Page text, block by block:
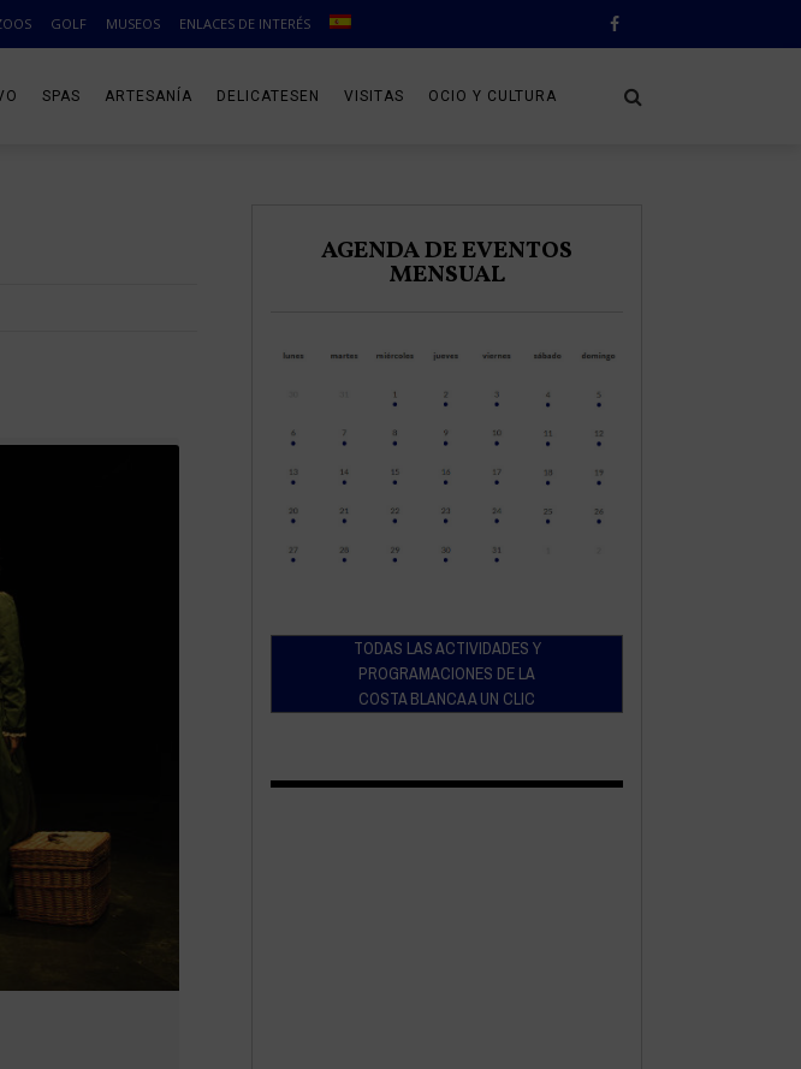
GOLF MUSEOS ENLACES DE INTERÉS
SPAS ARTESANÍA DELICATESEN VISITAS OCIO Y CULTURA
AGENDA DE EVENTOS
MENSUAL
TODAS LAS ACTIVIDADES Y
PROGRAMACIONES DE LA
COSTA BLANCA A UN CLIC